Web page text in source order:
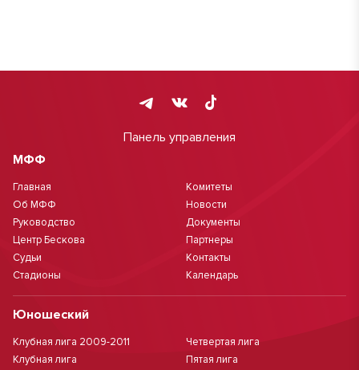
Панель управления
МФФ
Главная
Об МФФ
Руководство
Центр Бескова
Судьи
Стадионы
Комитеты
Новости
Документы
Партнеры
Контакты
Календарь
Юношеский
Клубная лига 2009-2011
Клубная лига
Четвертая лига
Пятая лига